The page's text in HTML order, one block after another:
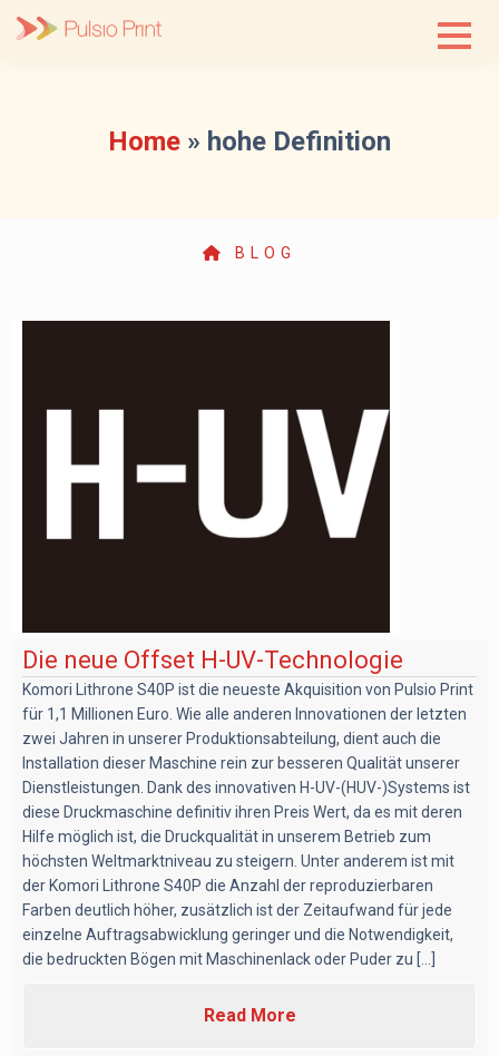
Home » hohe Definition
BLOG
Die neue Offset H-UV-Technologie
Komori Lithrone S40P ist die neueste Akquisition von Pulsio Print
für 1,1 Millionen Euro. Wie alle anderen Innovationen der letzten
zwei Jahren in unserer Produktionsabteilung, dient auch die
Installation dieser Maschine rein zur besseren Qualität unserer
Dienstleistungen. Dank des innovativen H-UV-(HUV-)Systems ist
diese Druckmaschine definitiv ihren Preis Wert, da es mit deren
Hilfe möglich ist, die Druckqualität in unserem Betrieb zum
höchsten Weltmarktniveau zu steigern. Unter anderem ist mit
der Komori Lithrone S40P die Anzahl der reproduzierbaren
Farben deutlich höher, zusätzlich ist der Zeitaufwand für jede
einzelne Auftragsabwicklung geringer und die Notwendigkeit,
die bedruckten Bögen mit Maschinenlack oder Puder zu [...]
Read More